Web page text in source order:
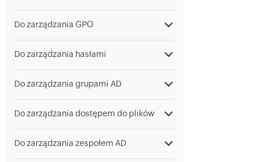
Do zarządzania GPO
Do zarządzania hasłami
Do zarządzania grupami AD
Do zarządzania dostępem do plików
Do zarządzania zespołem AD